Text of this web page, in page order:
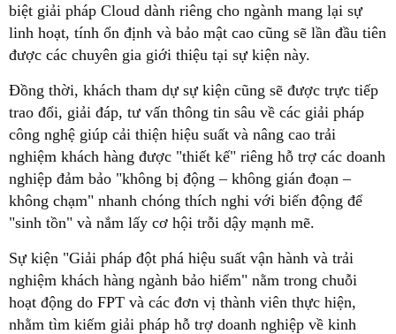
biệt giải pháp Cloud dành riêng cho ngành mang lại sự
linh hoạt, tính ổn định và bảo mật cao cũng sẽ lần đầu tiên
được các chuyên gia giới thiệu tại sự kiện này.
Đồng thời, khách tham dự sự kiện cũng sẽ được trực tiếp
trao đổi, giải đáp, tư vấn thông tin sâu về các giải pháp
công nghệ giúp cải thiện hiệu suất và nâng cao trải
nghiệm khách hàng được "thiết kế" riêng hỗ trợ các doanh
nghiệp đảm bảo "không bị động – không gián đoạn –
không chạm" nhanh chóng thích nghi với biến động để
"sinh tồn" và nắm lấy cơ hội trỗi dậy mạnh mẽ.
Sự kiện "Giải pháp đột phá hiệu suất vận hành và trải
nghiệm khách hàng ngành bảo hiểm" nằm trong chuỗi
hoạt động do FPT và các đơn vị thành viên thực hiện,
nhằm tìm kiếm giải pháp hỗ trợ doanh nghiệp về kinh